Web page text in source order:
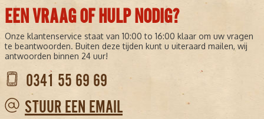
EEN VRAAG OF HULP NODIG?
Onze klantenservice staat van 10:00 to 16:00 klaar om uw vragen
te beantwoorden. Buiten deze tijden kunt u uiteraard mailen, wij
antwoorden binnen 24 uur!
0341 55 69 69
STUUR EEN EMAIL